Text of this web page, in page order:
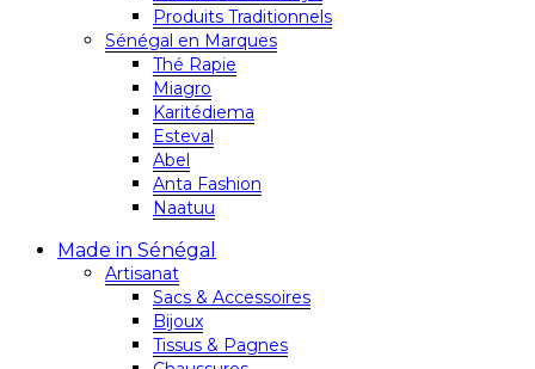
Produits Traditionnels
Sénégal en Marques
Thé Rapie
Miagro
Karitédiema
Esteval
Abel
Anta Fashion
Naatuu
Made in Sénégal
Artisanat
Sacs & Accessoires
Bijoux
Tissus & Pagnes